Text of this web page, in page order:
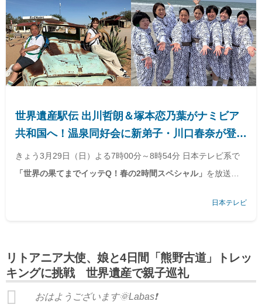
世界遺産駅伝 出川哲朗＆塚本恋乃葉がナミビア
共和国へ！温泉同好会に新弟子・川口春奈が登
場！「イッテQ！」2時間SP
きょう3月29日（日）よる7時00分～8時54分 日本テレビ系で
「世界の果てまでイッテQ！春の2時間スペシャル」 を放送。
葉がアフリカ大陸で世界最古の砂漠に沈む美しい夕日を目指
日本テレビ
リトアニア大使、娘と4日間「熊野古道」トレッ
キングに挑戦 世界遺産で親子巡礼
おはようございます🌞Labas❗️